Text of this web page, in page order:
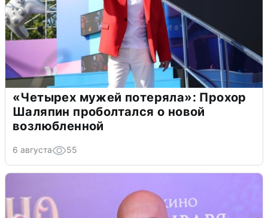
«Четырех мужей потеряла»: Прохор
Шаляпин проболтался о новой
возлюбленной
6 августа 55